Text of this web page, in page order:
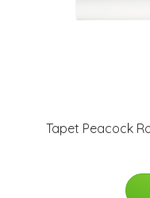
Tapet Peacock